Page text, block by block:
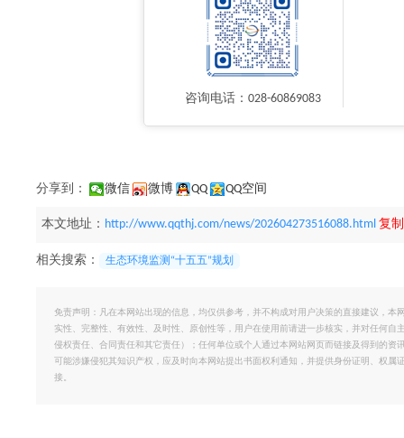
咨询电话：028-60869083
分享到： 微信 微博 QQ QQ空间
本文地址： http://www.qqthj.com/news/202604273516088.html 复
相关搜索： 生态环境监测“十五五”规划
免责声明：凡在本网站出现的信息，均仅供参考，并不构成对用户决策的直接建议，
实性、完整性、有效性、及时性、原创性等，用户在使用前请进一步核实，并对任何
侵权责任、合同责任和其它责任）；任何单位或个人通过本网站网页而链接及得到的
可能涉嫌侵犯其知识产权，应及时向本网站提出书面权利通知，并提供身份证明、权
接。